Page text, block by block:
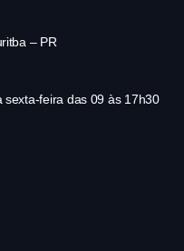
– PR
feira das 09 às 17h30